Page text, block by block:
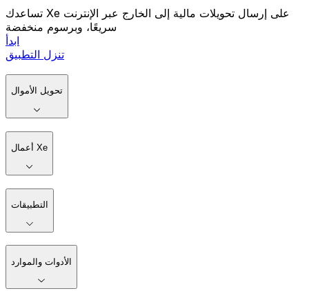
تساعدك Xe على إرسال تحويلات مالية إلى الخارج عبر الإنترنت
سريعًا، وبرسوم منخفضة
ابدأ
تنزل التطبيق
تحويل الأموال
أعمال Xe
التطبيقات
الأدوات والموارد